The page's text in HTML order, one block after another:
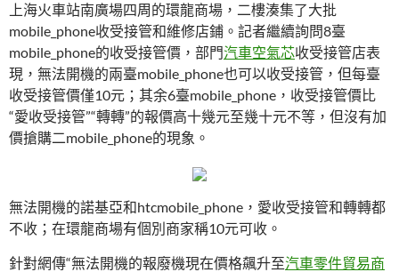
上海火車站南廣場四周的環龍商場，二樓湊集了大批
mobile_phone收受接管和維修店鋪。記者繼續詢問8臺
mobile_phone的收受接管價，部門汽車空氣芯收受接管店表
現，無法開機的兩臺mobile_phone也可以收受接管，但每臺
收受接管價僅10元；其余6臺mobile_phone，收受接管價比
“愛收受接管”“轉轉”的報價高十幾元至幾十元不等，但沒有加
價搶購二mobile_phone的現象。
無法開機的諾基亞和htcmobile_phone，愛收受接管和轉轉都
不收；在環龍商場有個別商家稱10元可收。
針對網傳“無法開機的報廢機現在價格飆升至汽車零件貿易商